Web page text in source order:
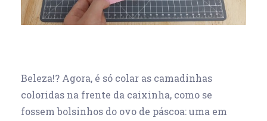
Beleza!? Agora, é só colar as camadinhas
coloridas na frente da caixinha, como se
fossem bolsinhos do ovo de páscoa: uma em